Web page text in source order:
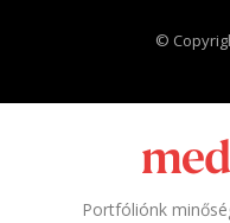
©
Portfóliónk